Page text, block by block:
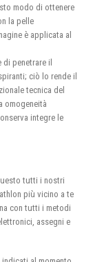
modo di ottenere
la pelle
è applicata al
penetrare il
ciò lo rende il
tecnica del
omogeneità
integre le
tutti i nostri
più vicino a te
con tutti i metodi
assegni e